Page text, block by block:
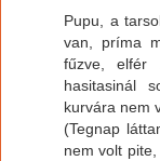
Pupu, a
van, príma
fűzve, elfér
hasitasinál
kurvára nem
(Tegnap
nem volt